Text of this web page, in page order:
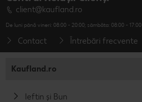
client@kaufland.ro
De luni până vineri: 08:00 - 20:00; sâmbăta: 08:00 - 17:00
Contact Întrebări frecvente
Kaufland.ro
Ieftin și Bun